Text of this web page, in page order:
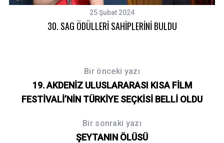
25 Şubat 2024
30. SAG ÖDÜLLERİ SAHİPLERİNİ BULDU
Bir önceki yazı
19. AKDENİZ ULUSLARARASI KISA FİLM
FESTİVALİ’NİN TÜRKİYE SEÇKİSİ BELLİ OLDU
Bir sonraki yazı
ŞEYTANIN ÖLÜSÜ
c